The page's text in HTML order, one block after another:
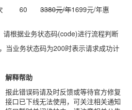
60 3380元/年1699元/年惠
请根据业务状态码(code)进行流程判断
当业务状态码为200时表示请求成功计
解释帮助
报此错误码请及时反馈或等待官方修复
接口已下线无法使用，可关注相关通知